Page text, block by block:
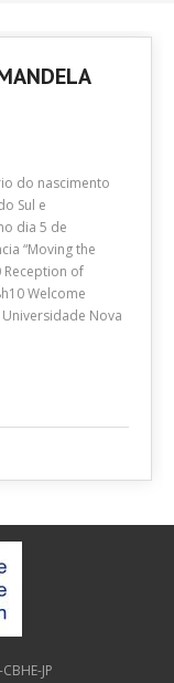
do nascimento
Sul e
dia 5 de
“Moving the
Reception of
Welcome
Nova
JP